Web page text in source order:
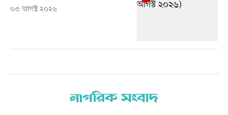
০৩ আগস্ট ২০২৬